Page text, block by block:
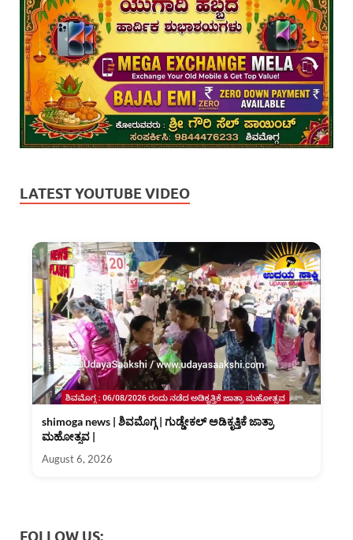
LATEST YOUTUBE VIDEO
shimoga news | ಶಿವಮೊಗ್ಗ | ಗುಡ್ಡೇಕಲ್ ಅಡಿಕೃತ್ತಿಕೆ ಜಾತ್ರಾ
ಮಹೋತ್ಸವ |
August 6, 2026
FOLLOW US: